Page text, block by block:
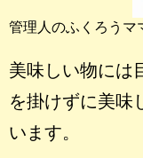
管理人のふくろうマ
美味しい物には
を掛けずに美味
います。